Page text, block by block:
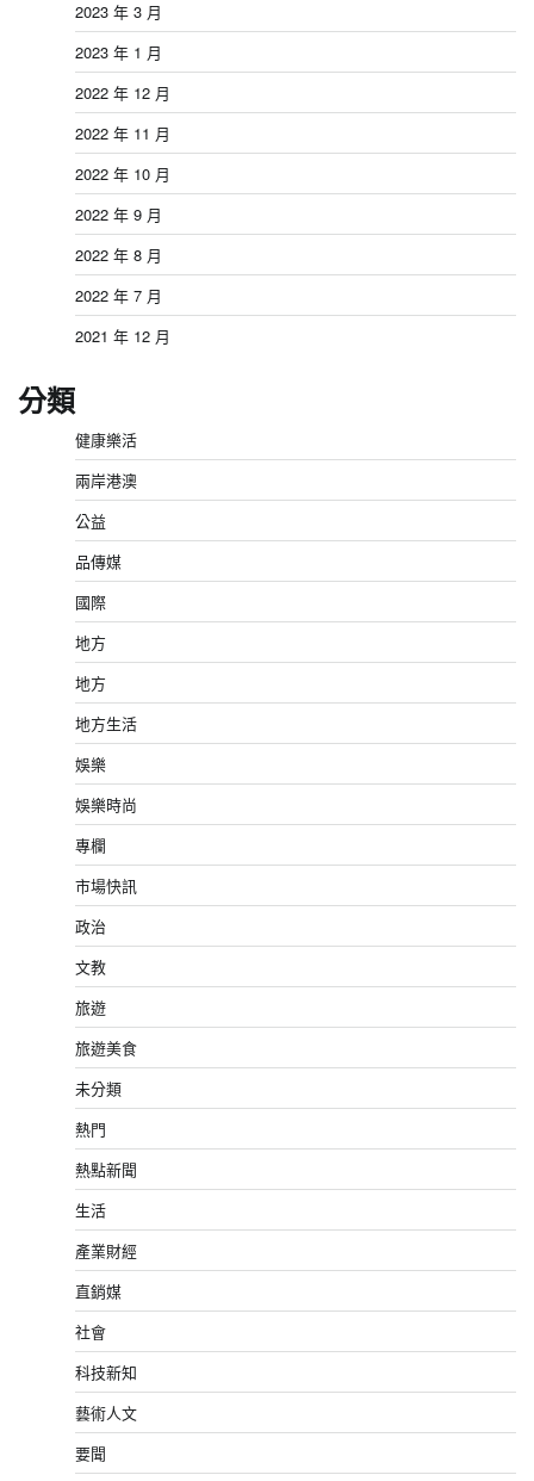
2023 年 3 月
2023 年 1 月
2022 年 12 月
2022 年 11 月
2022 年 10 月
2022 年 9 月
2022 年 8 月
2022 年 7 月
2021 年 12 月
分類
健康樂活
兩岸港澳
公益
品傳媒
國際
地方
地方
地方生活
娛樂
娛樂時尚
專欄
市場快訊
政治
文教
旅遊
旅遊美食
未分類
熱門
熱點新聞
生活
產業財經
直銷媒
社會
科技新知
藝術人文
要聞